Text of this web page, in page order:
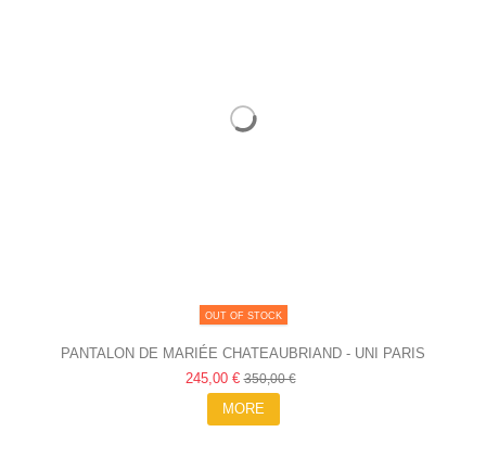
OUT OF STOCK
PANTALON DE MARIÉE CHATEAUBRIAND - UNI PARIS
245,00 €350,00 €
MORE